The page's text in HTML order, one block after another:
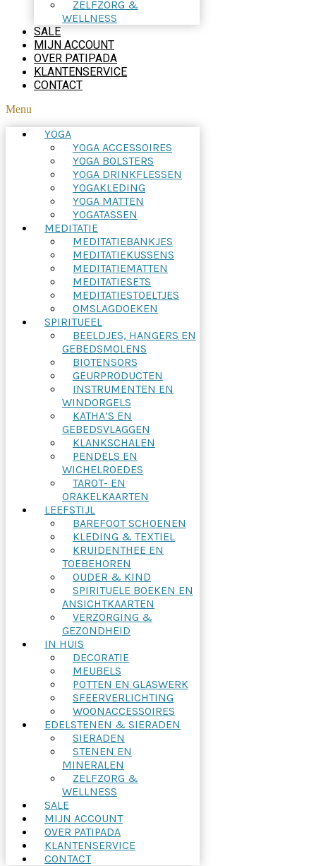
ZELFZORG &
WELLNESS
SALE
MIJN ACCOUNT
OVER PATIPADA
KLANTENSERVICE
CONTACT
Menu
YOGA
YOGA ACCESSOIRES
YOGA BOLSTERS
YOGA DRINKFLESSEN
YOGAKLEDING
YOGA MATTEN
YOGATASSEN
MEDITATIE
MEDITATIEBANKJES
MEDITATIEKUSSENS
MEDITATIEMATTEN
MEDITATIESETS
MEDITATIESTOELTJES
OMSLAGDOEKEN
SPIRITUEEL
BEELDJES, HANGERS EN
GEBEDSMOLENS
BIOTENSORS
GEURPRODUCTEN
INSTRUMENTEN EN
WINDORGELS
KATHA’S EN
GEBEDSVLAGGEN
KLANKSCHALEN
PENDELS EN
WICHELROEDES
TAROT- EN
ORAKELKAARTEN
LEEFSTIJL
BAREFOOT SCHOENEN
KLEDING & TEXTIEL
KRUIDENTHEE EN
TOEBEHOREN
OUDER & KIND
SPIRITUELE BOEKEN EN
ANSICHTKAARTEN
VERZORGING &
GEZONDHEID
IN HUIS
DECORATIE
MEUBELS
POTTEN EN GLASWERK
SFEERVERLICHTING
WOONACCESSOIRES
EDELSTENEN & SIERADEN
SIERADEN
STENEN EN
MINERALEN
ZELFZORG &
WELLNESS
SALE
MIJN ACCOUNT
OVER PATIPADA
KLANTENSERVICE
CONTACT